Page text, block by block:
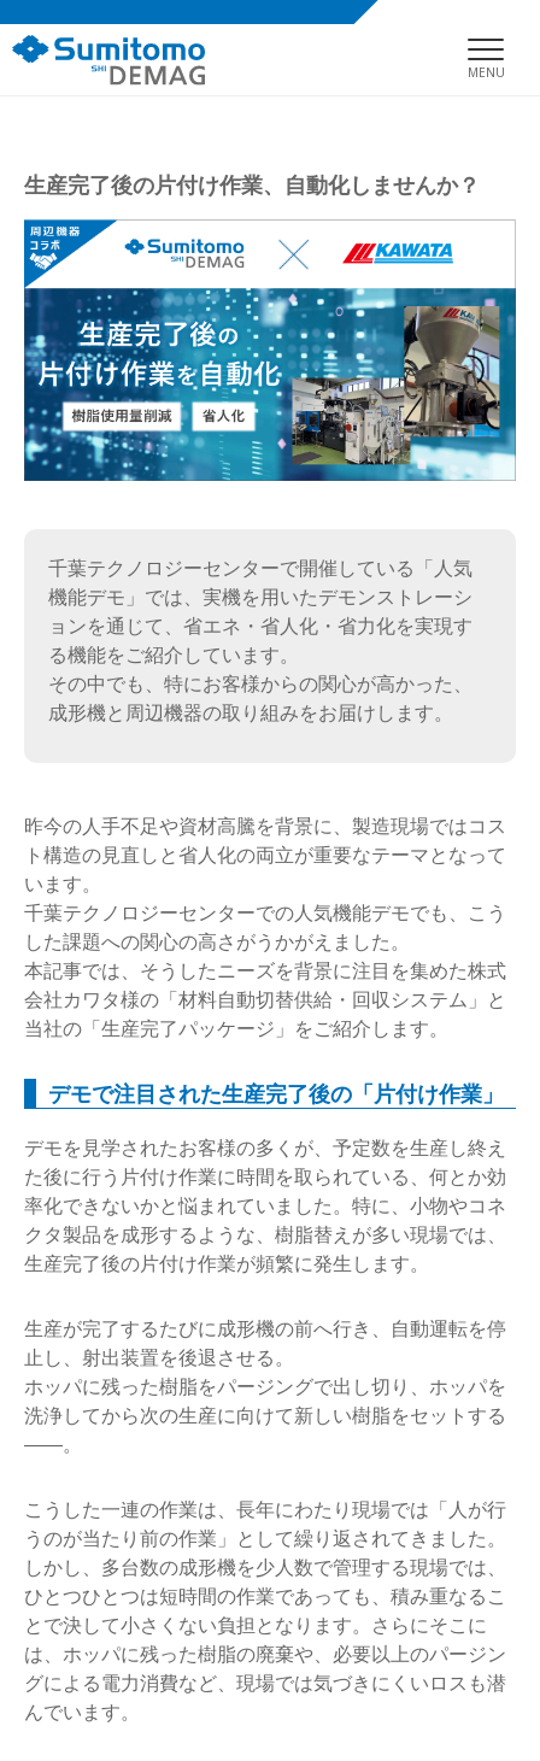
MENU
生産完了後の片付け作業、自動化しませんか？
千葉テクノロジーセンターで開催している「人気
機能デモ」では、実機を用いたデモンストレーシ
ョンを通じて、省エネ・省人化・省力化を実現す
る機能をご紹介しています。
その中でも、特にお客様からの関心が高かった、
成形機と周辺機器の取り組みをお届けします。
昨今の人手不足や資材高騰を背景に、製造現場ではコス
ト構造の見直しと省人化の両立が重要なテーマとなって
います。
千葉テクノロジーセンターでの人気機能デモでも、こう
した課題への関心の高さがうかがえました。
本記事では、そうしたニーズを背景に注目を集めた株式
会社カワタ様の「材料自動切替供給・回収システム」と
当社の「生産完了パッケージ」をご紹介します。
デモで注目された生産完了後の「片付け作業」
デモを見学されたお客様の多くが、予定数を生産し終え
た後に行う片付け作業に時間を取られている、何とか効
率化できないかと悩まれていました。特に、小物やコネ
クタ製品を成形するような、樹脂替えが多い現場では、
生産完了後の片付け作業が頻繁に発生します。
生産が完了するたびに成形機の前へ行き、自動運転を停
止し、射出装置を後退させる。
ホッパに残った樹脂をパージングで出し切り、ホッパを
洗浄してから次の生産に向けて新しい樹脂をセットする
――。
こうした一連の作業は、長年にわたり現場では「人が行
うのが当たり前の作業」として繰り返されてきました。
しかし、多台数の成形機を少人数で管理する現場では、
ひとつひとつは短時間の作業であっても、積み重なるこ
とで決して小さくない負担となります。さらにそこに
は、ホッパに残った樹脂の廃棄や、必要以上のパージン
グによる電力消費など、現場では気づきにくいロスも潜
んでいます。